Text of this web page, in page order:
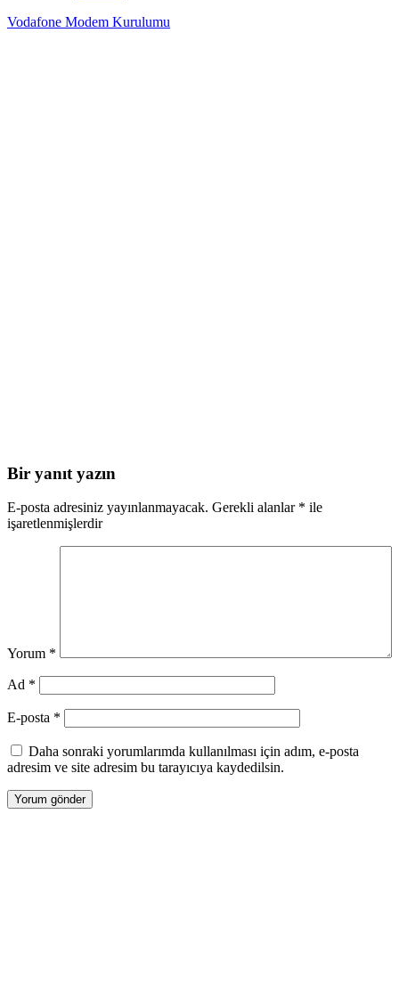
Vodafone Modem Kurulumu
Bir yanıt yazın
E-posta adresiniz yayınlanmayacak. Gerekli alanlar * ile
işaretlenmişlerdir
Yorum *
Ad *
E-posta *
Daha sonraki yorumlarımda kullanılması için adım, e-posta
adresim ve site adresim bu tarayıcıya kaydedilsin.